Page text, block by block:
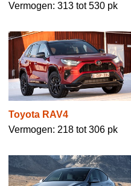
Vermogen: 313 tot 530 pk
Toyota RAV4
Vermogen: 218 tot 306 pk